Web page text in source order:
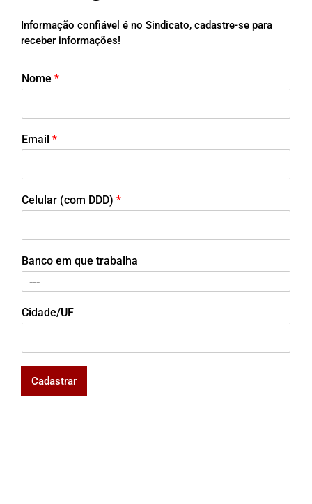
Informação confiável é no Sindicato, cadastre-se para
receber informações!
Nome *
Email *
Celular (com DDD) *
Banco em que trabalha
Cidade/UF
Cadastrar